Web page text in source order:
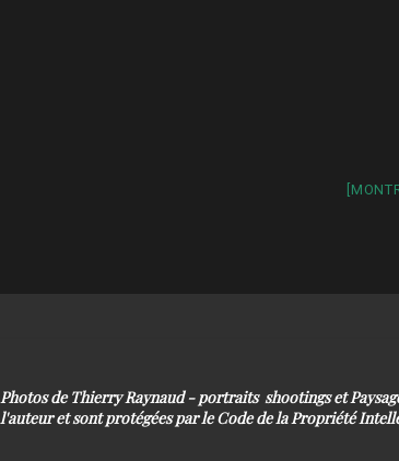
Photos de Thierry Raynaud - portraits shootings et
l'auteur et sont protégées par le Code de la Propriété